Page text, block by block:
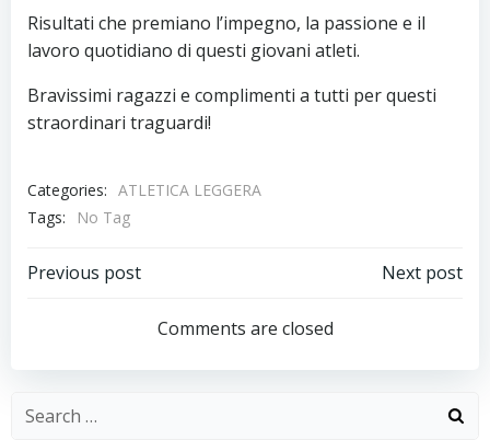
Risultati che premiano l’impegno, la passione e il
lavoro quotidiano di questi giovani atleti.
Bravissimi ragazzi e complimenti a tutti per questi
straordinari traguardi!
Categories: ATLETICA LEGGERA
Tags:
No Tag
Post
navigation
Previous post
navigation
Next post
Comments are closed
Search